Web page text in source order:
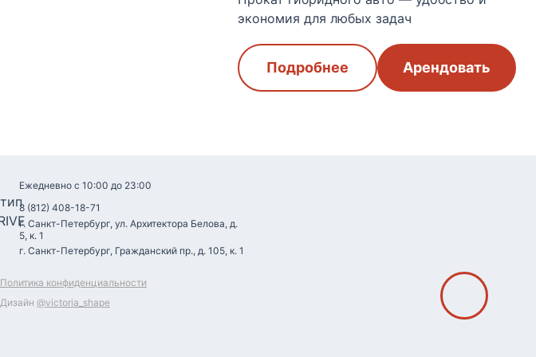
экономия для любых задач
Подробнее Арендовать
Ежедневно с 10:00 до 23:00
8 (812) 408-18-71
г. Санкт-Петербург, ул. Архитектора Белова, д.
5, к. 1
г. Санкт-Петербург, Гражданский пр., д. 105, к. 1
Политика конфиденциальности
Дизайн @victoria_shape